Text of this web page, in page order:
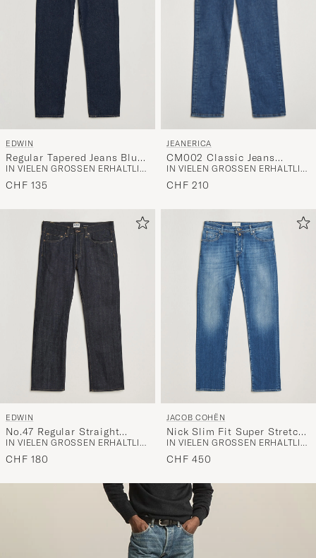
EDWIN
Regular Tapered Jeans Blue
Rinsed
IN VIELEN GRÖSSEN ERHÄLTLICH
CHF 135
JEANERICA
CM002 Classic Jeans
Vintage 95
IN VIELEN GRÖSSEN ERHÄLTLICH
CHF 210
EDWIN
No.47 Regular Straight
Selvage Jeans Unwashed
IN VIELEN GRÖSSEN ERHÄLTLICH
CHF 180
JACOB COHËN
Nick Slim Fit Super Stretch
Jeans Light Vintage
IN VIELEN GRÖSSEN ERHÄLTLICH
CHF 450